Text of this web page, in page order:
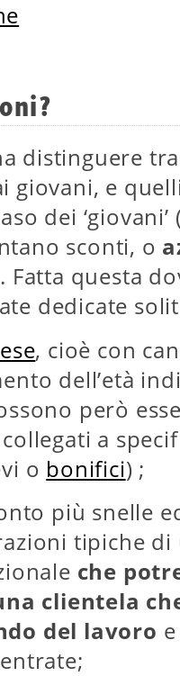
distinguere
giovani, e
dei
sconti, o
Fatta questa
dedicate
, cioè con
dell’età
però
a
o bonifici) ;
più snelle
tipiche
che
clientela
del lavoro